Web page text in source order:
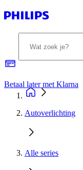
Betaal later met Klarna
Autoverlichting
Alle series